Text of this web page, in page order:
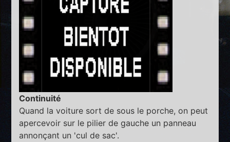
Continuité
Quand la voiture sort de sous le porche, on peut
apercevoir sur le pilier de gauche un panneau
annonçant un 'cul de sac'.